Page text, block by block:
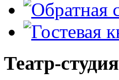
Театр-студия